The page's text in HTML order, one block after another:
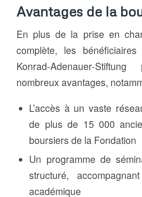
Avantages de la
En plus de la prise en
complète, les
Konrad-Adenauer-
nombreux avantages,
L’accès à un vaste
de plus de 15 000
boursiers de la Fondation
Un programme de
structuré,
académique